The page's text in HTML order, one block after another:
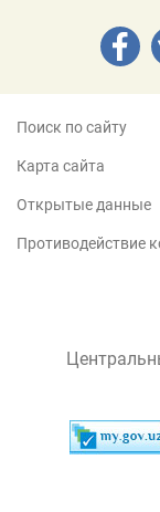
Поиск по сайту
Карта сайта
Открытые данные
Противодействие